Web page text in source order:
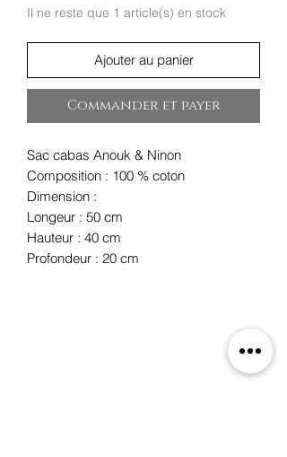
Il ne reste que 1 article(s) en stock
Ajouter au panier
Commander et payer
Sac cabas Anouk & Ninon
Composition : 100 % coton
Dimension :
Longeur : 50 cm
Hauteur : 40 cm
Profondeur : 20 cm